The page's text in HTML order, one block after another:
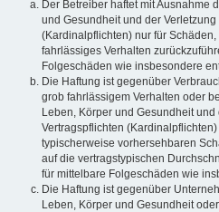
Der Betreiber haftet mit Ausnahme
und Gesundheit und der
(Kardinalpflichten) nur für
fahrlässiges Verhalten
Folgeschäden wie insbesondere
Die Haftung ist gegenüber
grob fahrlässigem Verhalten oder
Leben, Körper und Gesundheit
Vertragspflichten
typischerweise vorhersehbaren
auf die vertragstypischen
für mittelbare Folgeschäden wie
Die Haftung ist gegenüber
Leben, Körper und Gesundheit